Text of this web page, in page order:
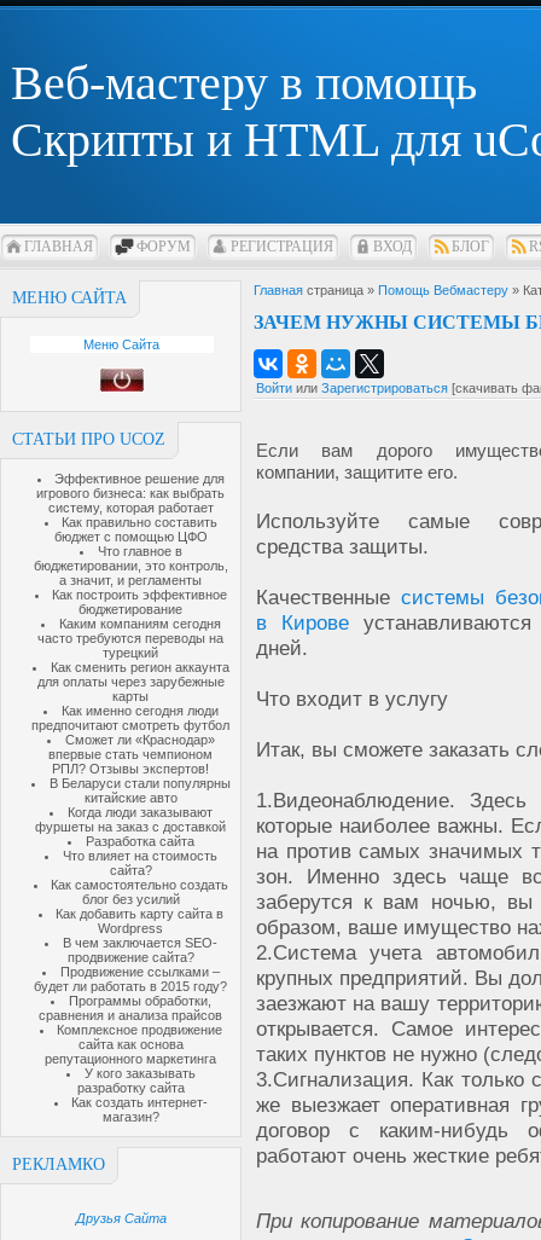
Веб-мастеру в помощь
Скрипты и HTML для
ГЛАВНАЯ ФОРУМ РЕГИСТРАЦИЯ ВХОД БЛОГ
МЕНЮ САЙТА
Меню Сайта
СТАТЬИ ПРО UCOZ
Эффективное решение для
игрового бизнеса: как выбрать
систему, которая работает
Как правильно составить
бюджет с помощью ЦФО
Что главное в
бюджетировании, это контроль,
а значит, и регламенты
Как построить эффективное
бюджетирование
Каким компаниям сегодня
часто требуются переводы на
турецкий
Как сменить регион аккаунта
для оплаты через зарубежные
карты
Как именно сегодня люди
предпочитают смотреть футбол
Сможет ли «Краснодар»
впервые стать чемпионом
РПЛ? Отзывы экспертов!
В Беларуси стали популярны
китайские авто
Когда люди заказывают
фуршеты на заказ с доставкой
Разработка сайта
Что влияет на стоимость
сайта?
Как самостоятельно создать
блог без усилий
Как добавить карту сайта в
Wordpress
В чем заключается SEO-
продвижение сайта?
Продвижение ссылками –
будет ли работать в 2015 году?
Программы обработки,
сравнения и анализа прайсов
Комплексное продвижение
сайта как основа
репутационного маркетинга
У кого заказывать
разработку сайта
Как создать интернет-
магазин?
РЕКЛАМКО
Друзья Сайта
Главная страница » Помощь Вебмастеру »
ЗАЧЕМ НУЖНЫ СИСТЕМЫ
Войти или Зарегистрироваться [скачивать
Если вам дорого
компании, защитите его.
Используйте самые
средства защиты.
Качественные системы
в Кирове
дней.
Что входит в услугу
Итак, вы сможете заказать
1.Видеонаблюдение.
которые наиболее важны.
на против самых значимых
зон. Именно здесь чаще
заберутся к вам ночью,
образом, ваше имущество
2.Система учета
крупных предприятий. Вы
заезжают на вашу
открывается. Самое
таких пунктов не нужно
3.Сигнализация. Как только
же выезжает оперативная
договор с каким-нибудь
работают очень жесткие
При копирование